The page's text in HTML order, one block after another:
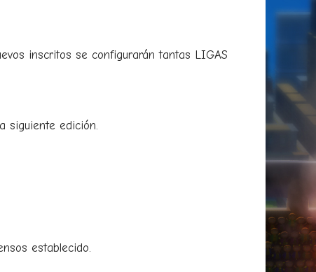
inscritos se configurarán tantas LIGAS
siguiente edición.
establecido.